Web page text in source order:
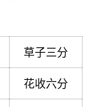
草子三分
花收六分